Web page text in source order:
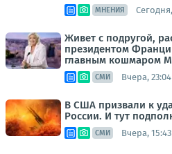
МНЕНИЯ
Живет с подругой,
президентом
главным кошмаром
СМИ Вчера, 23:04
В США призвали к
России. И тут
СМИ Вчера, 15:43